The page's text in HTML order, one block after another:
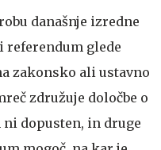
današnje izredne
referendum glede
zakonsko ali ustavno
združuje določbe o
dopusten, in druge